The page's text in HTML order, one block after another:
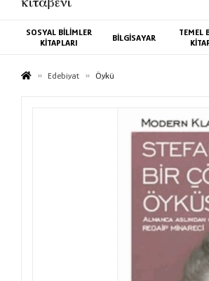
SOSYAL BİLİMLER
KİTAPLARI
BİLGİSAYAR
TEMEL
Edebiyat Öykü